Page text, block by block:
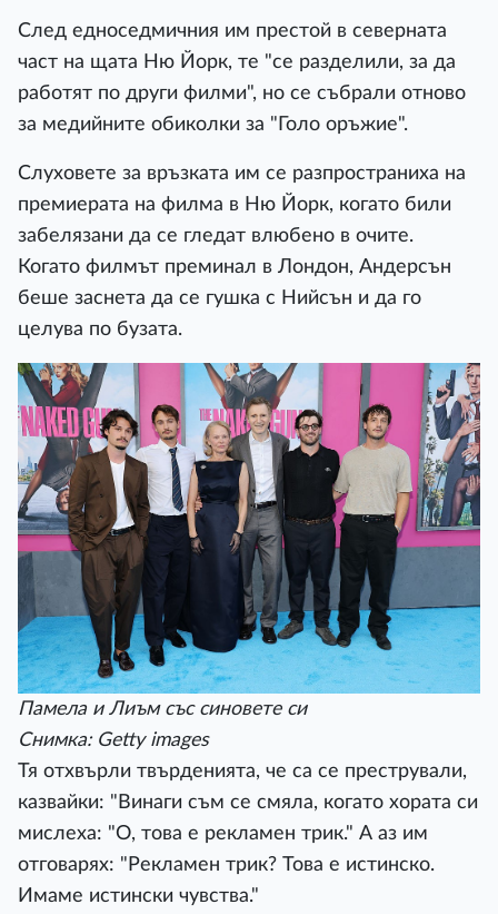
След едноседмичния им престой в северната
част на щата Ню Йорк, те "се разделили, за да
работят по други филми", но се събрали отново
за медийните обиколки за "Голо оръжие".
Слуховете за връзката им се разпространиха на
премиерата на филма в Ню Йорк, когато били
забелязани да се гледат влюбено в очите.
Когато филмът преминал в Лондон, Андерсън
беше заснета да се гушка с Нийсън и да го
целува по бузата.
Памела и Лиъм със синовете си
Снимка: Getty images
Тя отхвърли твърденията, че са се престрували,
казвайки: "Винаги съм се смяла, когато хората си
мислеха: "О, това е рекламен трик." А аз им
отговарях: "Рекламен трик? Това е истинско.
Имаме истински чувства."